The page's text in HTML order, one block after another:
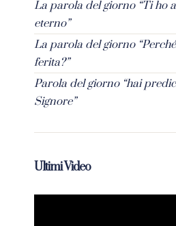
La parola del giorno “Ti ho
eterno”
La parola del giorno
ferita?”
Parola del giorno “hai
Signore”
Ultimi Video